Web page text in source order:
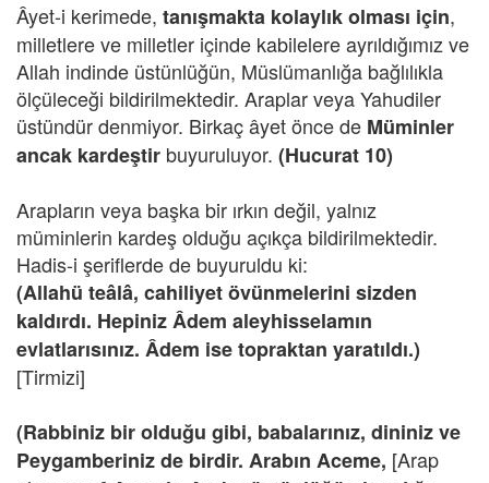
Âyet-i kerimede, tanışmakta kolaylık olması için,
milletlere ve milletler içinde kabilelere ayrıldığımız ve
Allah indinde üstünlüğün, Müslümanlığa bağlılıkla
ölçüleceği bildirilmektedir. Araplar veya Yahudiler
üstündür denmiyor. Birkaç âyet önce de Müminler
ancak kardeştir buyuruluyor. (Hucurat 10)
Arapların veya başka bir ırkın değil, yalnız
müminlerin kardeş olduğu açıkça bildirilmektedir.
Hadis-i şeriflerde de buyuruldu ki:
(Allahü teâlâ, cahiliyet övünmelerini sizden
kaldırdı. Hepiniz Âdem aleyhisselamın
evlatlarısınız. Âdem ise topraktan yaratıldı.)
[Tirmizi]
(Rabbiniz bir olduğu gibi, babalarınız, dininiz ve
Peygamberiniz de birdir. Arabın Aceme, [Arap